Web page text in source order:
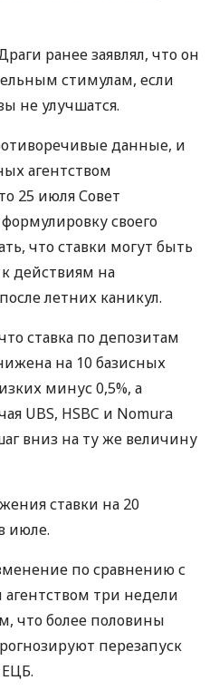
ранее заявлял, что он
стимулам, если
не улучшатся.
данные, и
агентством
25 июля Совет
своего
что ставки могут быть
действиям на
летних каникул.
ставка по депозитам
на 10 базисных
минус 0,5%, а
UBS, HSBC и Nomura
вниз на ту же величину
ставки на 20
июле.
по сравнению с
три недели
что более половины
перезапуск
ЕЦБ.